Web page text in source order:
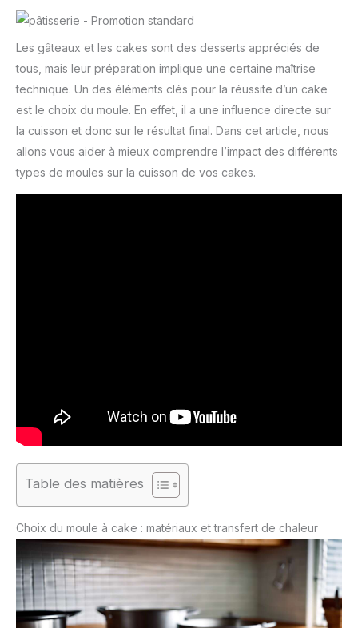
Les gâteaux et les cakes sont des desserts appréciés de
tous, mais leur préparation implique une certaine maîtrise
technique. Un des éléments clés pour la réussite d’un cake
est le choix du moule. En effet, il a une influence directe sur
la cuisson et donc sur le résultat final. Dans cet article, nous
allons vous aider à mieux comprendre l’impact des différents
types de moules sur la cuisson de vos cakes.
Table des matières
Choix du moule à cake : matériaux et transfert de chaleur